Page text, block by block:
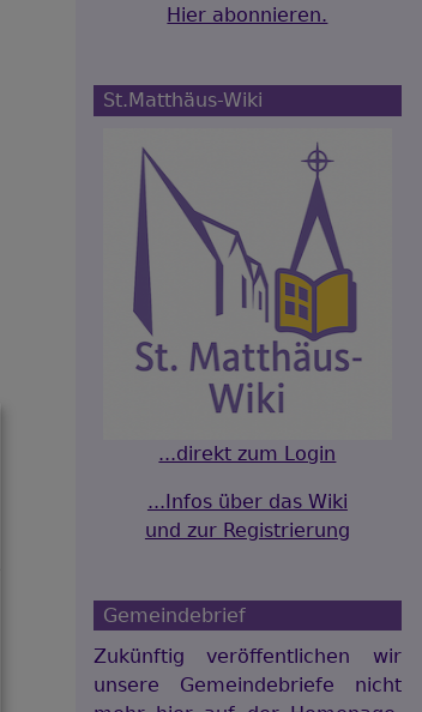
Hier abonnieren.
St.Matthäus-Wiki
...direkt zum Login
...Infos über das Wiki
und zur Registrierung
Gemeindebrief
Zukünftig veröffentlichen wir
unsere Gemeindebriefe nicht